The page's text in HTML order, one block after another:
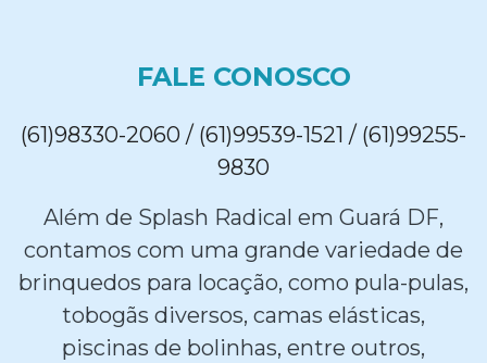
FALE CONOSCO
(61)98330-2060 / (61)99539-1521 / (61)99255-
9830
Além de Splash Radical em Guará DF,
contamos com uma grande variedade de
brinquedos para locação, como pula-pulas,
tobogãs diversos, camas elásticas,
piscinas de bolinhas, entre outros,